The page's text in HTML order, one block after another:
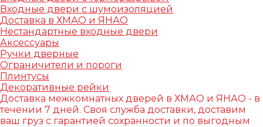
Входные двери с шумоизоляцией
Доставка в ХМАО и ЯНАО
Нестандартные входные двери
Аксессуары
Ручки дверные
Ограничители и пороги
Плинтусы
Декоративные рейки
Доставка межкомнатных дверей в ХМАО и ЯНАО - в
течении 7 дней. Своя служба доставки, доставим
ваш груз с гарантией сохранности и по выгодным